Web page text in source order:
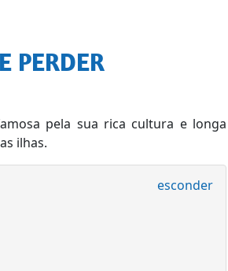
PERDER
pela sua rica cultura e longa
ilhas.
esconder